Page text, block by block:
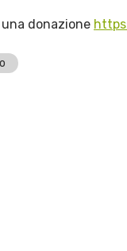
donazione